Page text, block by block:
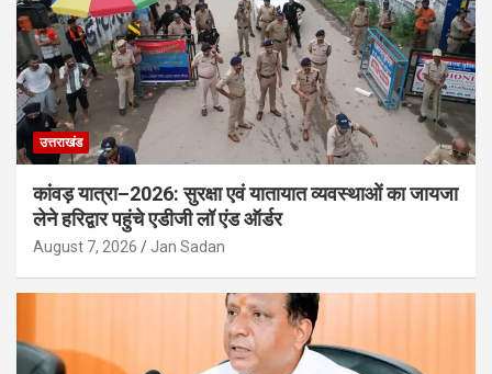
उत्तराखंड
कांवड़ यात्रा–2026: सुरक्षा एवं यातायात व्यवस्थाओं का जायजा
लेने हरिद्वार पहुंचे एडीजी लॉ एंड ऑर्डर
August 7, 2026 Jan Sadan